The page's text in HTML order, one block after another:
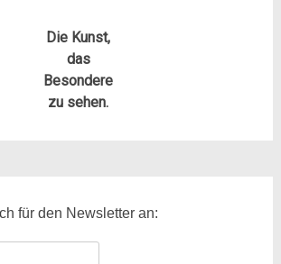
Die Kunst,
das
Besondere
zu sehen.
für den Newsletter an: